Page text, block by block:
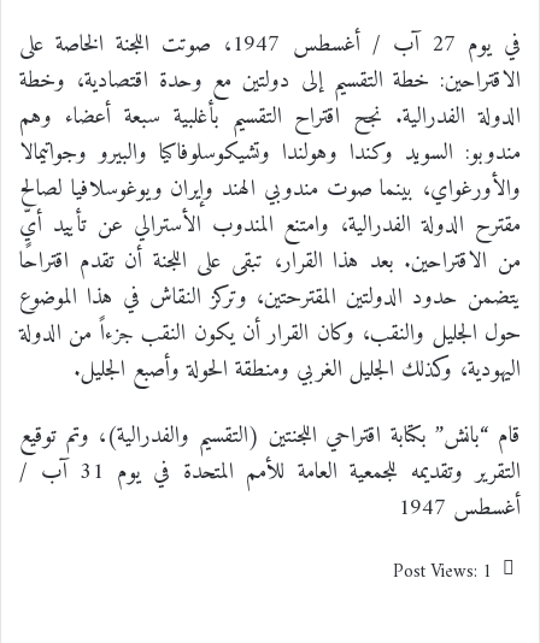
في يوم 27 آب / أغسطس 1947، صوتت اللجنة الخاصة على
الاقتراحين: خطة التقسيم إلى دولتين مع وحدة اقتصادية، وخطة
الدولة الفدرالية. نجح اقتراح التقسيم بأغلبية سبعة أعضاء وهم
مندوبو: السويد وكندا وهولندا وتشيكوسلوفاكيا والبيرو وجواتيمالا
والأورغواي، بينما صوت مندوبي الهند وإيران ويوغوسلافيا لصالح
مقترح الدولة الفدرالية، وامتنع المندوب الأسترالي عن تأييد أيّ
من الاقتراحين. بعد هذا القرار، تبقى على اللجنة أن تقدم اقتراحًا
يتضمن حدود الدولتين المقترحتين، وتركز النقاش في هذا الموضوع
حول الجليل والنقب، وكان القرار أن يكون النقب جزءاً من الدولة
اليهودية، وكذلك الجليل الغربي ومنطقة الحولة وأصبع الجليل.
قام “بانش” بكتابة اقتراحي اللجنتين (التقسيم والفدرالية)، وتم توقيع
التقرير وتقديمه للجمعية العامة للأمم المتحدة في يوم 31 آب /
أغسطس 1947
Post Views: 1